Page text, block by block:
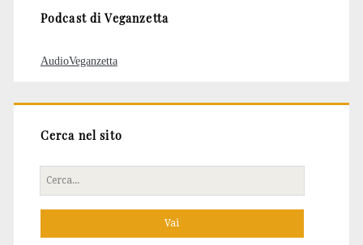
Podcast di Veganzetta
AudioVeganzetta
Cerca nel sito
Cerca
per: